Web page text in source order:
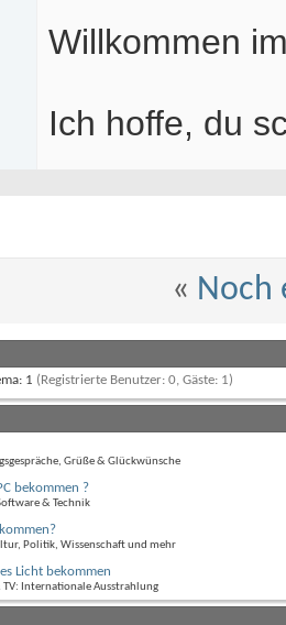
Willkommen
Ich hoffe, du
« Noch
1 (Registrierte Benutzer: 0, Gäste: 1)
Grüße & Glückwünsche
bekommen ?
& Technik
Politik, Wissenschaft und mehr
Licht bekommen
Internationale Ausstrahlung